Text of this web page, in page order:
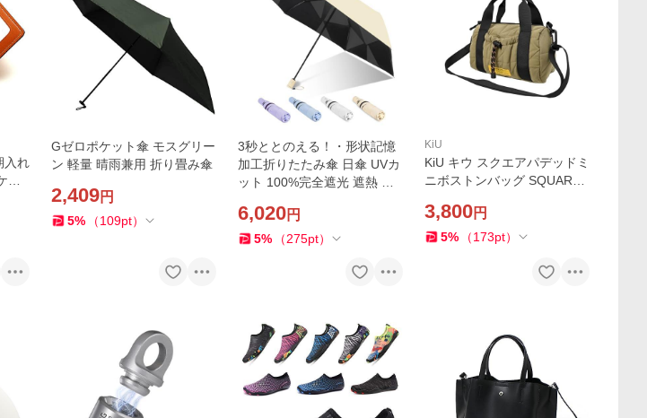
入れ
Gゼロポケット傘 モスグリー
ン 軽量 晴雨兼用 折り畳み傘
2,409円
5% （109pt）
3秒ととのえる！・形状記憶
加工折りたたみ傘 日傘 UVカ
ット 100%完全遮光 遮熱 高
タッチ 自動開閉 折り畳み
6,020円
5% （275pt）
KiU
KiU キウ スクエアパデッドミ
ニボストンバッグ SQUARE
G 防水 撥水 キルティング バ
ッグ
3,800円
5% （173pt）